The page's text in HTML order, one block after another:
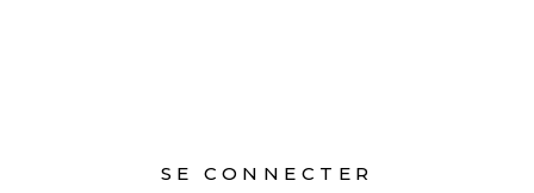
SE CONNECTER